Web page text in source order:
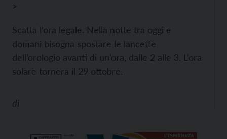
>
Scatta l’ora legale. Nella notte tra oggi e
domani bisogna spostare le lancette
dell’orologio avanti di un’ora, dalle 2 alle 3. L’ora
solare tornera il 29 ottobre.
di